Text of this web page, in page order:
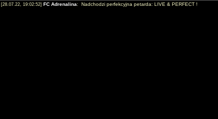
[28.07.22, 19:02:52] FC Adrenalina: Nadchodzi perfekcyjna petarda: LIVE & PERFECT !